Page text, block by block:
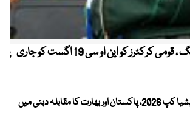
کیریبین پریمیئر لیگ ، قومی کرکٹرز کو این او سی 19 اگست کو جاری
ویمنز ایشیا کپ 2026، پاکستان اور بھارت کا مقابلہ دبئی میں